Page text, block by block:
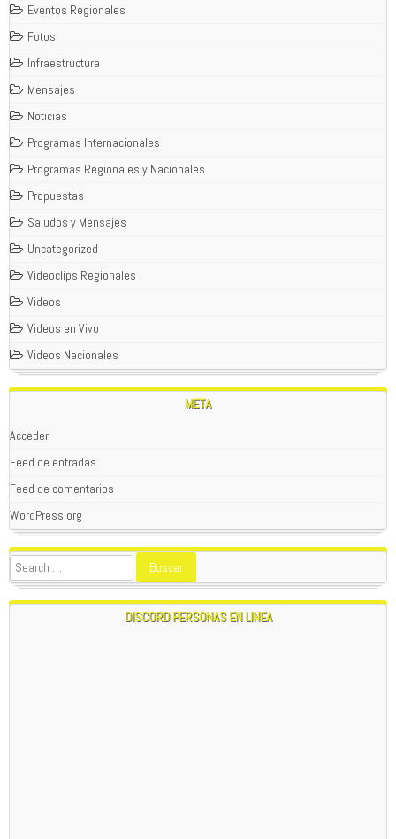
Eventos Regionales
Fotos
Infraestructura
Mensajes
Noticias
Programas Internacionales
Programas Regionales y Nacionales
Propuestas
Saludos y Mensajes
Uncategorized
Videoclips Regionales
Videos
Videos en Vivo
Videos Nacionales
META
Acceder
Feed de entradas
Feed de comentarios
WordPress.org
DISCORD PERSONAS EN LINEA